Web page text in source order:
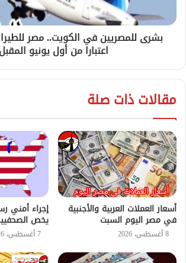
بشرى للمصريين في الكويت.. مصر
اعتبارا من أول يونيو المقبل
مقالات ذات صلة
أسعار العملات العربية والأجنبية
في مصر اليوم السبت
8 أغسطس، 2026
إجراء أمني
يخص
7 أغسطس، 2026